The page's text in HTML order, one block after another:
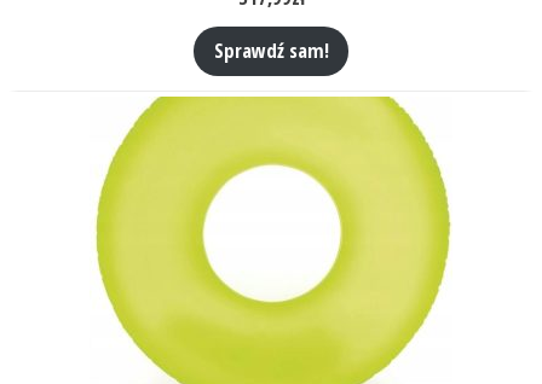
Sprawdź sam!